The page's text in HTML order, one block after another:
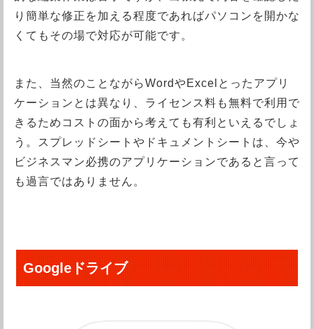
り簡単な修正を加える程度であればパソコンを開かな
くてもその場で対応が可能です。
また、当然のことながらWordやExcelとったアプリ
ケーションとは異なり、ライセンス料も無料で利用で
きるためコストの面から考えても有利といえるでしょ
う。スプレッドシートやドキュメントシートは、今や
ビジネスマン必携のアプリケーションであると言って
も過言ではありません。
Googleドライブ